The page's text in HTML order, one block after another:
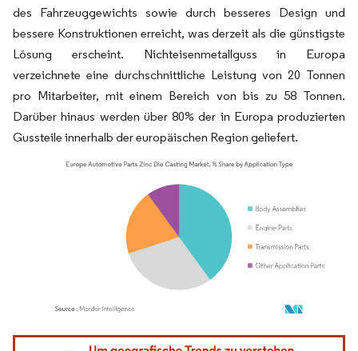
des Fahrzeuggewichts sowie durch besseres Design und
bessere Konstruktionen erreicht, was derzeit als die günstigste
Lösung erscheint. Nichteisenmetallguss in Europa
verzeichnete eine durchschnittliche Leistung von 20 Tonnen
pro Mitarbeiter, mit einem Bereich von bis zu 58 Tonnen.
Darüber hinaus werden über 80% der in Europa produzierten
Gussteile innerhalb der europäischen Region geliefert.
Bild © Mordor Intelligence. Wiederverwendung erfordert Namensnennung gemäß